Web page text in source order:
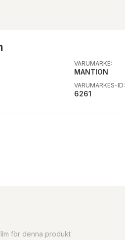
VARUMÄRKE:
MANTION
VARUMÄRKES-ID:
6261
för denna produkt